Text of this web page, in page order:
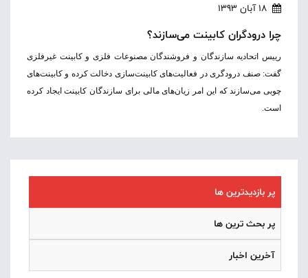
18 آبان 1393
چرا درودگران کابینت می‌سازند؟
رییس اتحادیه سازندگان و فروشندگان مصنوعات فلزی و کابینت غیرفلزی
گفت: صنف درودگری در فعالیت‌های کابینت‌سازی دخالت کرده و کابینت‌های
چوبی می‌سازند که این امر زیان‌های مالی برای سازندگان کابینت ایجاد کرده
است.
پر بازدیدترین ها
پر بحث ترین ها
آخرین اخبار